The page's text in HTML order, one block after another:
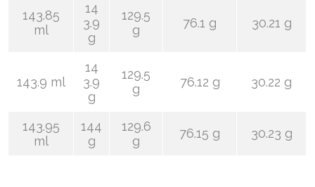
143.85
ml
14
3.9
g
129.5
g
76.1 g 30.21 g
143.9 ml
14
3.9
g
129.5
g
76.12 g 30.22 g
143.95
ml
144
g
129.6
g
76.15 g 30.23 g